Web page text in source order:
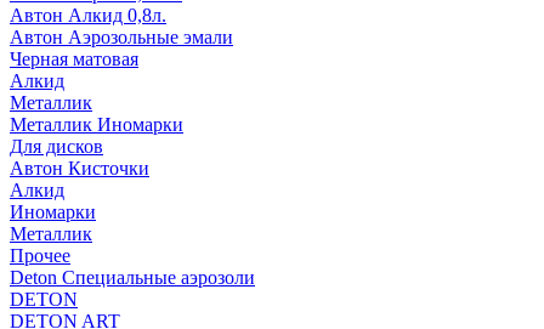
Автон Алкид 0,8л.
Автон Аэрозольные эмали
Черная матовая
Алкид
Металлик
Металлик Иномарки
Для дисков
Автон Кисточки
Алкид
Иномарки
Металлик
Прочее
Deton Специальные аэрозоли
DETON
DETON ART